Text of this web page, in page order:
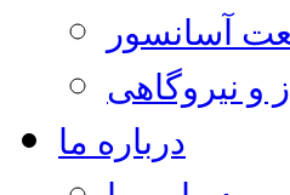
آسانسور
و نیروگاهی
درباره ما